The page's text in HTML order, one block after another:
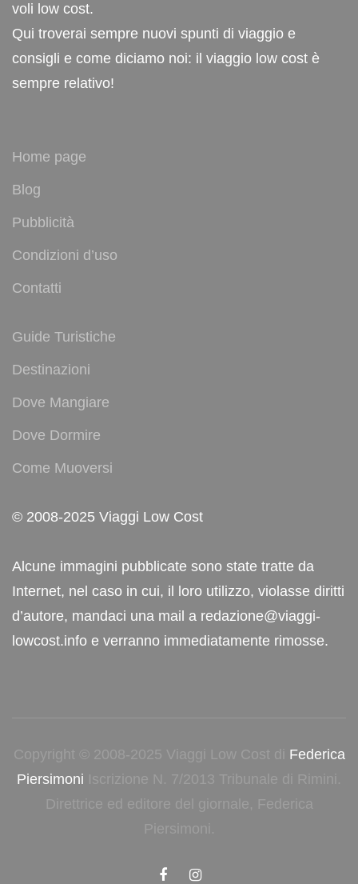
voli low cost.
Qui troverai sempre nuovi spunti di viaggio e
consigli e come diciamo noi: il viaggio low cost è
sempre relativo!
Home page
Blog
Pubblicità
Condizioni d’uso
Contatti
Guide Turistiche
Destinazioni
Dove Mangiare
Dove Dormire
Come Muoversi
© 2008-2025 Viaggi Low Cost
Alcune immagini pubblicate sono state tratte da
Internet, nel caso in cui, il loro utilizzo, violasse diritti
d’autore, mandaci una mail a redazione@viaggi-
lowcost.info e verranno immediatamente rimosse.
Copyright © 2008-2025 Viaggi Low Cost di Federica
Piersimoni Iscrizione N. 7/2013 Tribunale di Rimini.
Direttrice ed editore del giornale, Federica
Piersimoni.